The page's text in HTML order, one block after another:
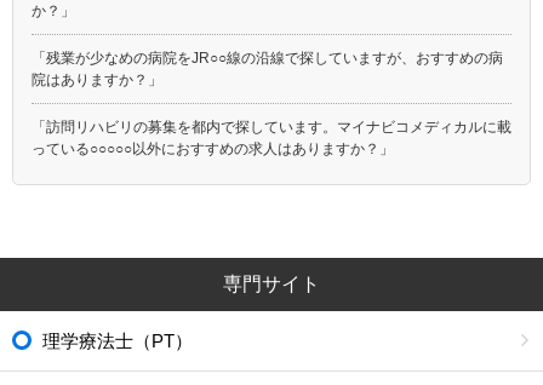
か？」
「残業が少なめの病院をJR○○線の沿線で探していますが、おすすめの病
院はありますか？」
「訪問リハビリの募集を都内で探しています。マイナビコメディカルに載
っている○○○○○以外におすすめの求人はありますか？」
専門サイト
理学療法士（PT）